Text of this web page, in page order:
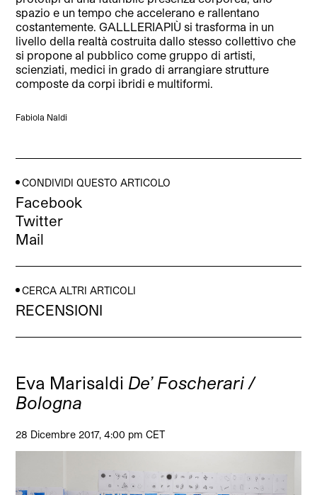
spazio e un tempo che accelerano e rallentano
costantemente. GALLLERIAPIÙ si trasforma in un
livello della realtà costruita dallo stesso collettivo che
si propone al pubblico come gruppo di artisti,
scienziati, medici in grado di arrangiare strutture
composte da corpi ibridi e multiformi.
Fabiola Naldi
CONDIVIDI QUESTO ARTICOLO
Facebook
Twitter
Mail
CERCA ALTRI ARTICOLI
RECENSIONI
Eva Marisaldi De’ Foscherari /
Bologna
28 Dicembre 2017, 4:00 pm CET